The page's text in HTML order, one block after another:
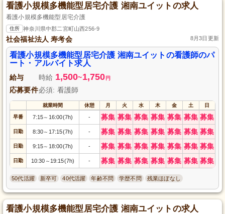
看護小規模多機能型居宅介護 湘南ユイットの求人
看護小規模多機能型居宅介護
住所 神奈川県中郡二宮町山西256-9
社会福祉法人 寿考会 8月3日更新
看護小規模多機能型居宅介護 湘南ユイットの看護師のパ
ート・アルバイト求人
給与 時給 1,500~1,750 円
応募要件必須: 看護師
就業時間 休憩 月 火 水 木 金 土 日
早番 7:15～ 16:00(7h) - 募集 募集 募集 募集 募集 募集 募集
日勤 8:30～ 17:15(7h) - 募集 募集 募集 募集 募集 募集 募集
日勤 9:15～ 18:00(7h) - 募集 募集 募集 募集 募集 募集 募集
日勤 10:30 ～ 19:15(7h) - 募集 募集 募集 募集 募集 募集 募集
50代活躍 新卒可 40代活躍 年齢不問 学歴不問 残業ほぼなし
看護小規模多機能型居宅介護 湘南ユイットの求人